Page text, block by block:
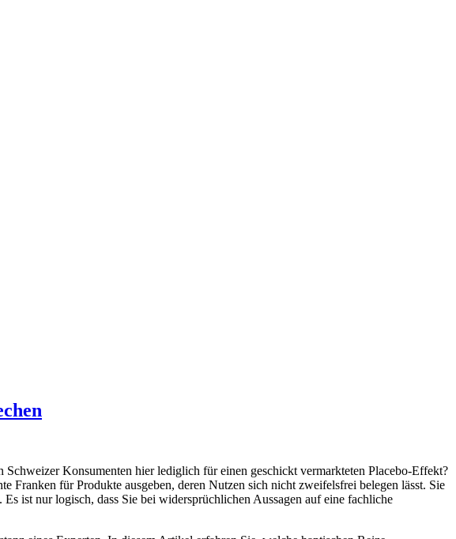
Konsumenten hier lediglich für einen geschickt vermarkteten Placebo-Effekt?
Franken für Produkte ausgeben, deren Nutzen sich nicht zweifelsfrei belegen lässt. Sie
ist nur logisch, dass Sie bei widersprüchlichen Aussagen auf eine fachliche